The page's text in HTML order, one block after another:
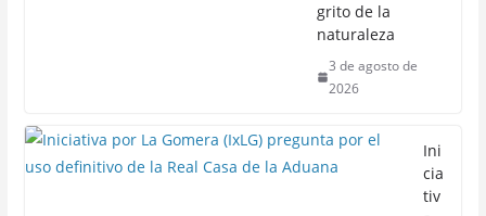
grito de la
naturaleza
3 de agosto de
2026
Ini
cia
tiv